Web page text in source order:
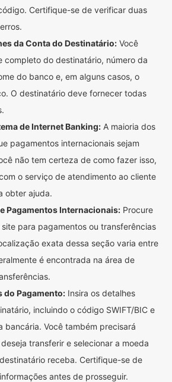
Certifique-se de verificar duas
da Conta do Destinatário: Você
completo do destinatário, número da
do banco e, em alguns casos, o
O destinatário deve fornecer todas
de Internet Banking: A maioria dos
pagamentos internacionais sejam
não tem certeza de como fazer isso,
o serviço de atendimento ao cliente
obter ajuda.
Pagamentos Internacionais: Procure
para pagamentos ou transferências
exata dessa seção varia entre
é encontrada na área de
do Pagamento: Insira os detalhes
incluindo o código SWIFT/BIC e
bancária. Você também precisará
transferir e selecionar a moeda
receba. Certifique-se de
antes de prosseguir.